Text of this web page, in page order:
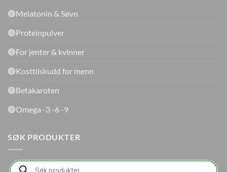
🟢Melatonin & Søvn
🟢Proteinpulver
🟢For jenter & kvinner
🟢Kosttilskudd for menn
🟢Betakaroten
🟢Omega -3 -6 -9
SØK PRODUKTER
Products